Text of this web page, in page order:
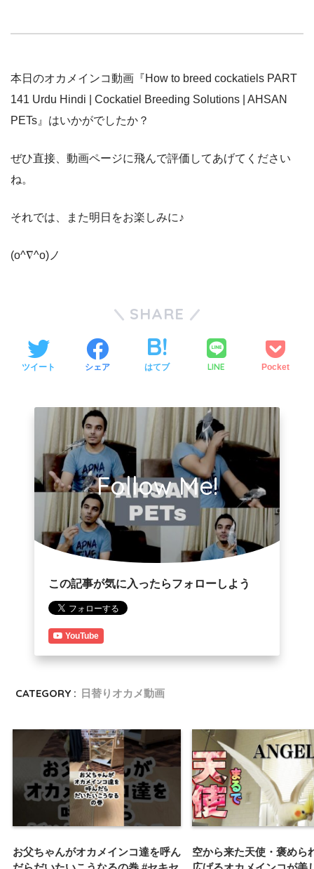
本日のオカメインコ動画『How to breed cockatiels PART
141 Urdu Hindi | Cockatiel Breeding Solutions | AHSAN
PETs』はいかがでしたか？
ぜひ直接、動画ページに飛んで評価してあげてください
ね。
それでは、また明日をお楽しみに♪
(o^∇^o)ノ
SHARE
ツイート シェア はてブ LINE Pocket
Follow Me!
この記事が気に入ったらフォローしよう
YouTube
CATEGORY : 日替りオカメ動画
お父ちゃんがオカメインコ達を呼ん
空から来た天使・褒めら